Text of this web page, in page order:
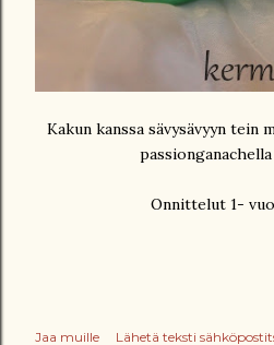
Kakun kanssa sävysävyyn tein
Onnittelut 1-
Jaa muille
Lähetä teksti